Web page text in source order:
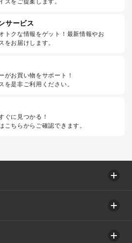
サービス
トクな情報をゲット！最新情報やお
をお届けします。
がお買い物をサポート！
を是非ご利用ください。
ぐに見つかる！
こちらからご確認できます。